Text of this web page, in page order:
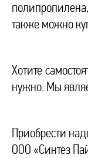
также можно
Хотите
нужно. Мы
Приобрести
ООО «Синтез